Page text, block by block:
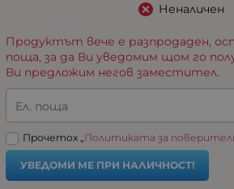
Неналичен
Продуктът вече е разпродаден,
поща, за да Ви уведомим щом го
Ви предложим негов заместител.
Ел. поща
Прочетох „Политиката за
УВЕДОМИ МЕ ПРИ НАЛИЧНОСТ!